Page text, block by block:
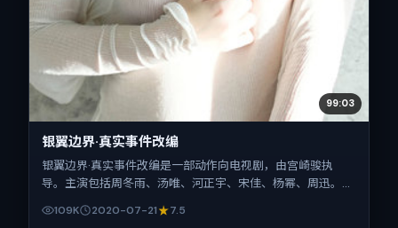
99:03
银翼边界·真实事件改编
银翼边界·真实事件改编是一部动作向电视剧，由宫崎骏执
导。主演包括周冬雨、汤唯、河正宇、宋佳、杨幂、周迅。作
品主要在中国香港取景与发行，2020年暑期档与观众见面，
首映日期 2020-07-21，正片时长140分钟。
109K 2020-07-21 7.5